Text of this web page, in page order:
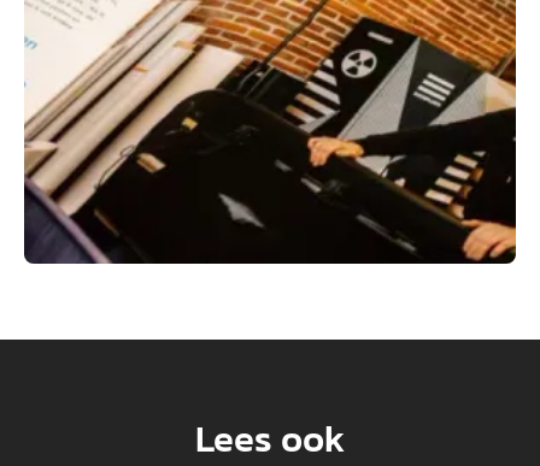
Lees ook